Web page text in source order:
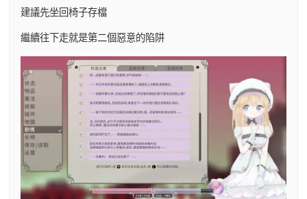
建議先坐回椅子存檔
繼續往下走就是第二個惡意的陷阱